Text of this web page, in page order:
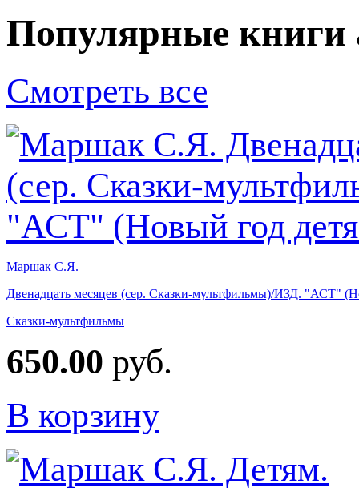
Популярные книги
Смотреть все
Маршак С.Я.
Двенадцать месяцев (сер. Сказки-мультфильмы)/ИЗД. "АСТ"
Сказки-мультфильмы
650.00 руб.
В корзину